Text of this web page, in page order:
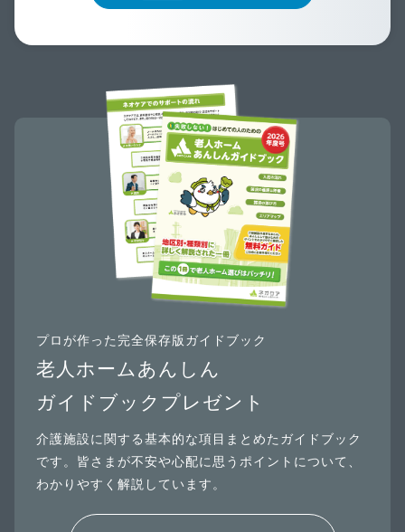
プロが作った完全保存版ガイドブック
老人ホームあんしん
ガイドブックプレゼント
介護施設に関する基本的な項目まとめたガイドブック
です。皆さまが不安や心配に思うポイントについて、
わかりやすく解説しています。